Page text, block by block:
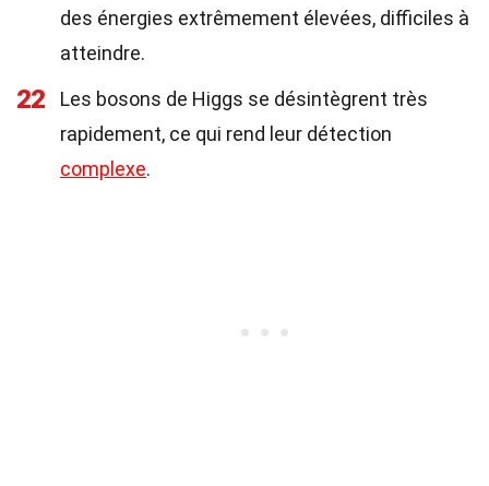
des énergies extrêmement élevées, difficiles à
atteindre.
22
Les bosons de Higgs se désintègrent très
rapidement, ce qui rend leur détection
complexe.